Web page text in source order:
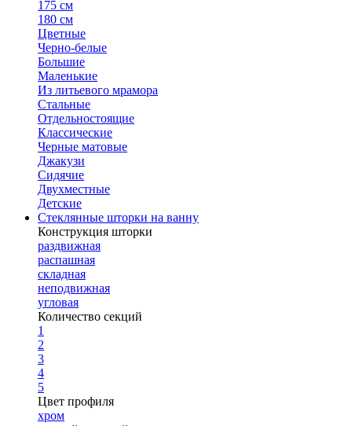
175 см
180 см
Цветные
Черно-белые
Большие
Маленькие
Из литьевого мрамора
Стальные
Отдельностоящие
Классические
Черные матовые
Джакузи
Сидячие
Двухместные
Детские
Стеклянные шторки на ванну
Конструкция шторки
раздвижная
распашная
складная
неподвижная
угловая
Количество секций
1
2
3
4
5
Цвет профиля
хром